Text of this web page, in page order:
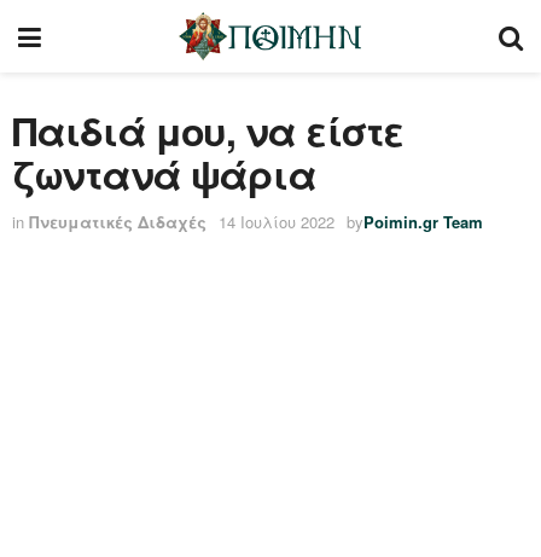
Παιδιά μου, να είστε
ζωντανά ψάρια
in Πνευματικές Διδαχές 14 Ιουλίου 2022 byPoimin.gr Team